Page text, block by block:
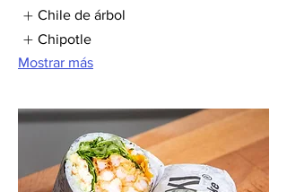
Chile de árbol
Chipotle
Mostrar más